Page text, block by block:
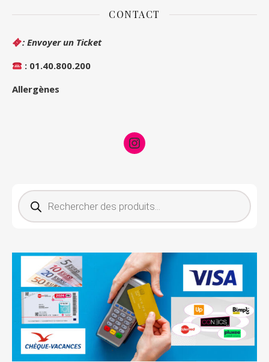
CONTACT
: Envoyer un Ticket
: 01.40.800.200
Allergènes
Instagram
Recherche de produits